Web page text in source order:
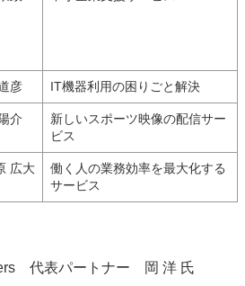
彦 IT機器利用の困りごと解決
介
新しいスポーツ映像の配信サー
ビス
広大
働く人の業務効率を最大化する
サービス
代表パートナー 岡 洋 氏